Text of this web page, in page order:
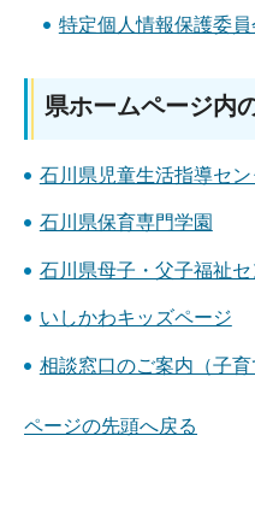
特定個人情報保護委員
県ホームページ内
石川県児童生活指導セン
石川県保育専門学園
石川県母子・父子福祉セ
いしかわキッズページ
相談窓口のご案内（子育
ページの先頭へ戻る